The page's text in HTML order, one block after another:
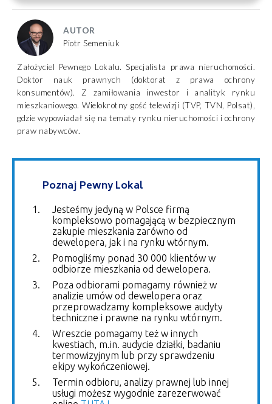
AUTOR
Piotr Semeniuk
Założyciel Pewnego Lokalu. Specjalista prawa nieruchomości.
Doktor nauk prawnych (doktorat z prawa ochrony
konsumentów). Z zamiłowania inwestor i analityk rynku
mieszkaniowego. Wielokrotny gość telewizji (TVP, TVN, Polsat),
gdzie wypowiadał się na tematy rynku nieruchomości i ochrony
praw nabywców.
Poznaj Pewny Lokal
Jesteśmy jedyną w Polsce firmą
kompleksowo pomagającą w bezpiecznym
zakupie mieszkania zarówno od
dewelopera, jak i na rynku wtórnym.
Pomogliśmy ponad 30 000 klientów w
odbiorze mieszkania od dewelopera.
Poza odbiorami pomagamy również w
analizie umów od dewelopera oraz
przeprowadzamy kompleksowe audyty
techniczne i prawne na rynku wtórnym.
Wreszcie pomagamy też w innych
kwestiach, m.in. audycie działki, badaniu
termowizyjnym lub przy sprawdzeniu
ekipy wykończeniowej.
Termin odbioru, analizy prawnej lub innej
usługi możesz wygodnie zarezerwować